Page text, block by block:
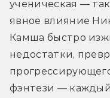
ученическая —
явное влияние
Камша быстро
недостатки,
фэнтези —